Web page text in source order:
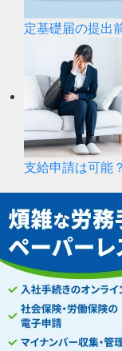
定基礎届の提出
支給申請は可能